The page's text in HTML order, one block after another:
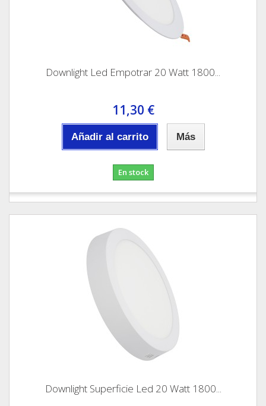
Downlight Led Empotrar 20 Watt 1800...
11,30 €
Añadir al carrito Más
En stock
Downlight Superficie Led 20 Watt 1800...